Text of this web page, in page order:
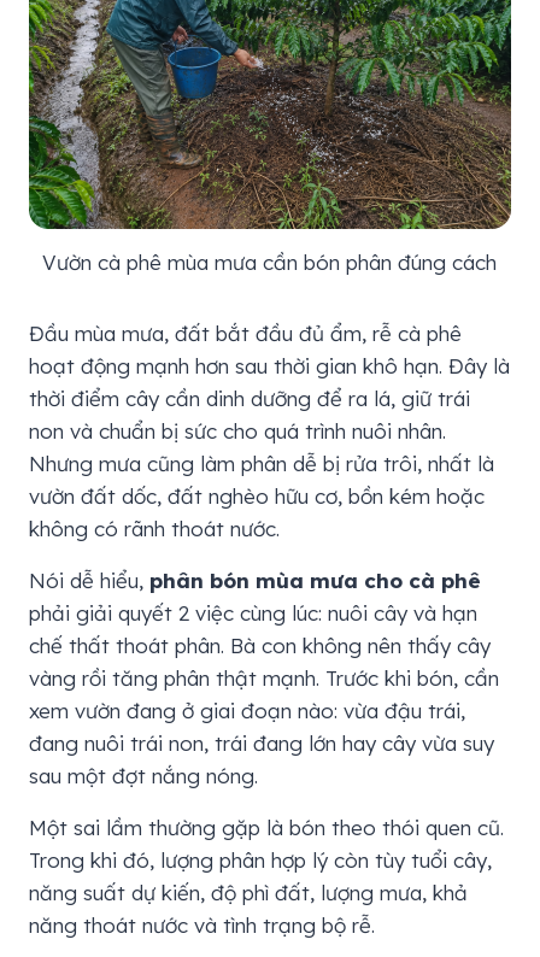
Vườn cà phê mùa mưa cần bón phân đúng cách
Đầu mùa mưa, đất bắt đầu đủ ẩm, rễ cà phê
hoạt động mạnh hơn sau thời gian khô hạn. Đây là
thời điểm cây cần dinh dưỡng để ra lá, giữ trái
non và chuẩn bị sức cho quá trình nuôi nhân.
Nhưng mưa cũng làm phân dễ bị rửa trôi, nhất là
vườn đất dốc, đất nghèo hữu cơ, bồn kém hoặc
không có rãnh thoát nước.
Nói dễ hiểu, phân bón mùa mưa cho cà phê
phải giải quyết 2 việc cùng lúc: nuôi cây và hạn
chế thất thoát phân. Bà con không nên thấy cây
vàng rồi tăng phân thật mạnh. Trước khi bón, cần
xem vườn đang ở giai đoạn nào: vừa đậu trái,
đang nuôi trái non, trái đang lớn hay cây vừa suy
sau một đợt nắng nóng.
Một sai lầm thường gặp là bón theo thói quen cũ.
Trong khi đó, lượng phân hợp lý còn tùy tuổi cây,
năng suất dự kiến, độ phì đất, lượng mưa, khả
năng thoát nước và tình trạng bộ rễ.